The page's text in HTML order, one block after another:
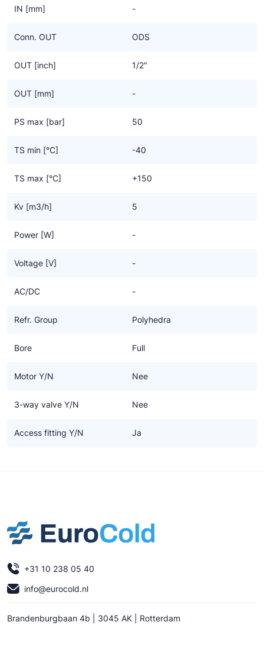
IN [mm] -
Conn. OUT ODS
OUT [inch] 1/2"
OUT [mm] -
PS max [bar] 50
TS min [°C] -40
TS max [°C] +150
Kv [m3/h] 5
Power [W] -
Voltage [V] -
AC/DC -
Refr. Group Polyhedra
Bore Full
Motor Y/N Nee
3-way valve Y/N Nee
Access fitting Y/N Ja
+31 10 238 05 40
info@eurocold.nl
Brandenburgbaan 4b | 3045 AK | Rotterdam